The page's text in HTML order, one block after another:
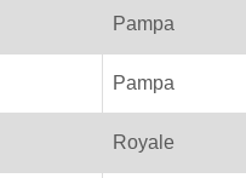
Pampa
Pampa
Royale